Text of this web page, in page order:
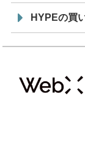
HYPEの買